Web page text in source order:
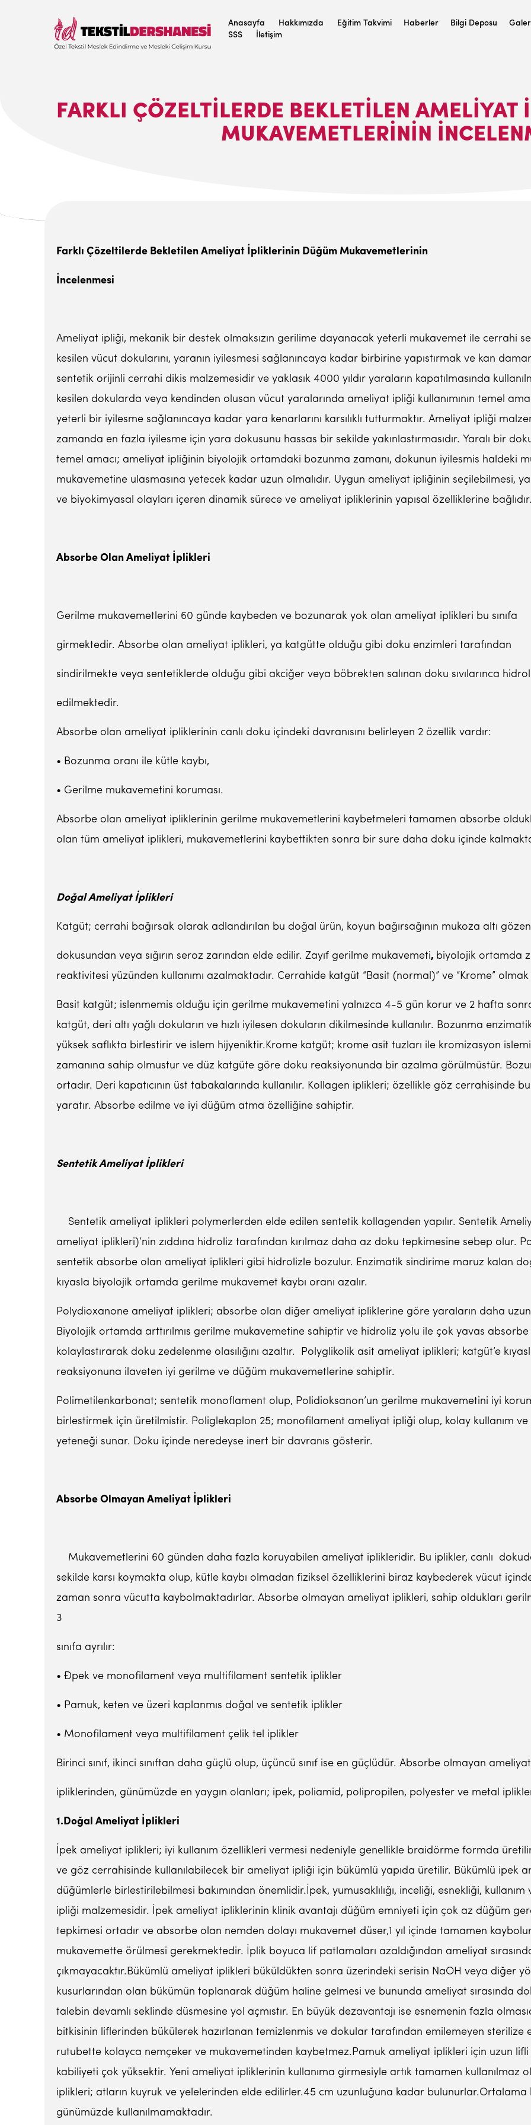
Anasayfa Hakkımızda Eğitim Takvimi Haberler Bilgi Deposu
SSS
İletişim
FARKLI ÇÖZELTILERDE BEKLETILEN
MUKAVEMETLERININ
Farklı Çözeltilerde Bekletilen Ameliyat İpliklerinin Düğüm Mukavemetlerinin
İncelenmesi
Ameliyat ipliği, mekanik bir destek olmaksızın gerilime dayanacak yeterli mukavemet ile cerrahi
kesilen vücut dokularını, yaranın iyilesmesi sağlanıncaya kadar birbirine yapıstırmak ve kan
sentetik orijinli cerrahi dikis malzemesidir ve yaklasık 4000 yıldır yaraların kapatılmasında
kesilen dokularda veya kendinden olusan vücut yaralarında ameliyat ipliği kullanımının temel
yeterli bir iyilesme sağlanıncaya kadar yara kenarlarını karsılıklı tutturmaktır. Ameliyat ipliği
zamanda en fazla iyilesme için yara dokusunu hassas bir sekilde yakınlastırmasıdır. Yaralı bir
temel amacı; ameliyat ipliğinin biyolojik ortamdaki bozunma zamanı, dokunun iyilesmis haldeki
mukavemetine ulasmasına yetecek kadar uzun olmalıdır. Uygun ameliyat ipliğinin seçilebilmesi,
ve biyokimyasal olayları içeren dinamik sürece ve ameliyat ipliklerinin yapısal özelliklerine
Absorbe Olan Ameliyat İplikleri
Gerilme mukavemetlerini 60 günde kaybeden ve bozunarak yok olan ameliyat iplikleri bu sınıfa
girmektedir. Absorbe olan ameliyat iplikleri, ya katgütte olduğu gibi doku enzimleri tarafından
sindirilmekte veya sentetiklerde olduğu gibi akciğer veya böbrekten salınan doku sıvılarınca
edilmektedir.
Absorbe olan ameliyat ipliklerinin canlı doku içindeki davranısını belirleyen 2 özellik vardır:
• Bozunma oranı ile kütle kaybı,
• Gerilme mukavemetini koruması.
Absorbe olan ameliyat ipliklerinin gerilme mukavemetlerini kaybetmeleri tamamen absorbe
olan tüm ameliyat iplikleri, mukavemetlerini kaybettikten sonra bir sure daha doku içinde
Doğal Ameliyatİplikleri
Katgüt; cerrahi bağırsak olarak adlandırılan bu doğal ürün, koyun bağırsağının mukoza altı
dokusundan veya sığırın seroz zarından elde edilir. Zayıf gerilme mukavemeti, biyolojik ortamda
reaktivitesi yüzünden kullanımı azalmaktadır. Cerrahide katgüt “Basit (normal)” ve “Krome” olmak
Basit katgüt; islenmemis olduğu için gerilme mukavemetini yalnızca 4-5 gün korur ve 2 hafta
katgüt, deri altı yağlı dokuların ve hızlı iyilesen dokuların dikilmesinde kullanılır. Bozunma
yüksek saflıkta birlestirir ve islem hijyeniktir.Krome katgüt; krome asit tuzları ile kromizasyon
zamanına sahip olmustur ve düz katgüte göre doku reaksiyonunda bir azalma görülmüstür.
ortadır. Deri kapatıcının üst tabakalarında kullanılır. Kollagen iplikleri; özellikle göz cerrahisinde
yaratır. Absorbe edilme ve iyi düğüm atma özelliğine sahiptir.
Sentetik Ameliyatİplikleri
Sentetik ameliyat iplikleri polymerlerden elde edilen sentetik kollagenden yapılır. Sentetik
ameliyat iplikleri)’nin zıddına hidroliz tarafından kırılmaz daha az doku tepkimesine sebep olur.
sentetik absorbe olan ameliyat iplikleri gibi hidrolizle bozulur. Enzimatik sindirime maruz kalan
kıyasla biyolojik ortamda gerilme mukavemet kaybı oranı azalır.
Polydioxanone ameliyat iplikleri; absorbe olan diğer ameliyat ipliklerine göre yaraların daha uzun
Biyolojik ortamda arttırılmıs gerilme mukavemetine sahiptir ve hidroliz yolu ile çok yavas
kolaylastırarak doku zedelenme olasılığını azaltır. Polyglikolik asit ameliyat iplikleri; katgüt’e
reaksiyonuna ilaveten iyi gerilme ve düğüm mukavemetlerine sahiptir.
Polimetilenkarbonat; sentetik monoflament olup, Polidioksanon’un gerilme mukavemetini iyi
birlestirmek için üretilmistir. Poliglekaplon 25; monofilament ameliyat ipliği olup, kolay kullanım
yeteneği sunar. Doku içinde neredeyse inert bir davranıs gösterir.
Absorbe Olmayan Ameliyat İplikleri
Mukavemetlerini 60 günden daha fazla koruyabilen ameliyat iplikleridir. Bu iplikler, canlı
sekilde karsı koymakta olup, kütle kaybı olmadan fiziksel özelliklerini biraz kaybederek vücut
zaman sonra vücutta kaybolmaktadırlar. Absorbe olmayan ameliyat iplikleri, sahip oldukları
3
sınıfa ayrılır:
• Đpek ve monofilament veya multifilament sentetik iplikler
• Pamuk, keten ve üzeri kaplanmıs doğal ve sentetik iplikler
• Monofilament veya multifilament çelik tel iplikler
Birinci sınıf, ikinci sınıftan daha güçlü olup, üçüncü sınıf ise en güçlüdür. Absorbe olmayan ameliyat
ipliklerinden, günümüzde en yaygın olanları; ipek, poliamid, polipropilen, polyester ve metal
1.Doğal Ameliyat İplikleri
İpek ameliyat iplikleri; iyi kullanım özellikleri vermesi nedeniyle genellikle braidörme formda
ve göz cerrahisinde kullanılabilecek bir ameliyat ipliği için bükümlü yapıda üretilir. Bükümlü ipek
düğümlerle birlestirilebilmesi bakımından önemlidir.İpek, yumusaklılığı, inceliği, esnekliği,
ipliği malzemesidir. İpek ameliyat ipliklerinin klinik avantajı düğüm emniyeti için çok az düğüm
tepkimesi ortadır ve absorbe olan nemden dolayı mukavemet düser,1 yıl içinde tamamen
mukavemette örülmesi gerekmektedir. İplik boyuca lif patlamaları azaldığından ameliyat
çıkmayacaktır.Bükümlü ameliyat iplikleri büküldükten sonra üzerindeki serisin NaOH veya diğer
kusurlarından olan bükümün toplanarak düğüm haline gelmesi ve bununda ameliyat sırasında
talebin devamlı seklinde düsmesine yol açmıstır. En büyük dezavantajı ise esnemenin fazla
bitkisinin liflerinden bükülerek hazırlanan temizlenmis ve dokular tarafından emilemeyen sterilize
rutubette kolayca nemçeker ve mukavemetinden kaybetmez.Pamuk ameliyat iplikleri için uzun lifli
kabiliyeti çok yüksektir. Yeni ameliyat ipliklerinin kullanıma girmesiyle artık tamamen kullanılmaz
iplikleri; atların kuyruk ve yelelerinden elde edilirler.45 cm uzunluğuna kadar bulunurlar.Ortalama
günümüzde kullanılmamaktadır.